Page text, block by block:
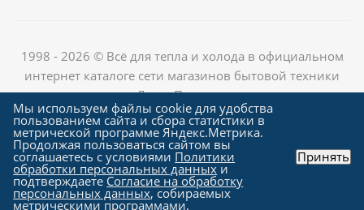
1998 - 2026 © Всё для тепла и холода в официальном
интернет каталоге сети магазинов бытовой техники
«Лед и Пламень»
Создание сайта компания
"Алроникс"
Мы используем файлы cookie для удобства
пользованием сайта и сбора статистики в
метрической программе Яндекс.Метрика.
Продолжая пользоваться сайтом вы
соглашаетесь с условиями Политики
обработки персональных данных и
подтверждаете Согласие на обработку
персональных данных, собираемых
метрическими программами.
Принять